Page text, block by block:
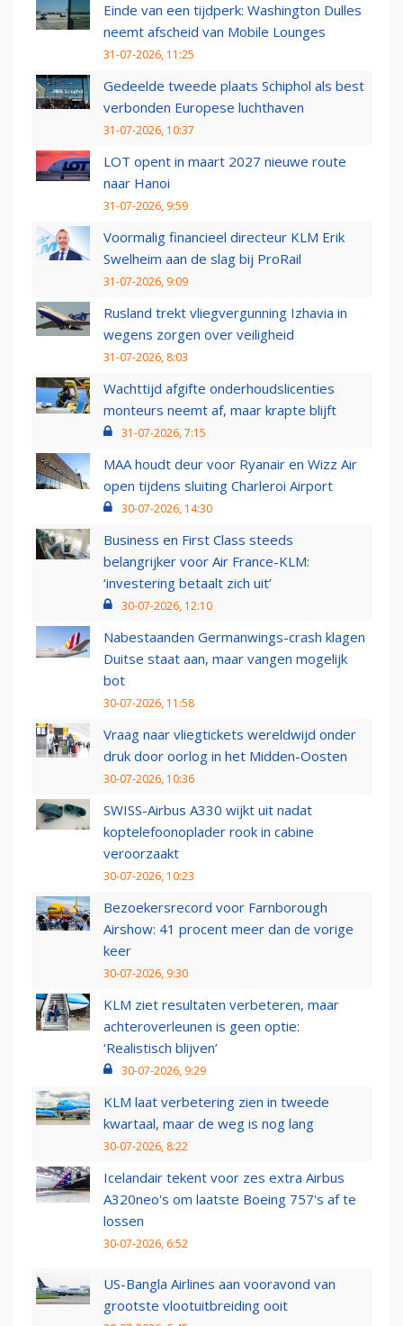
Einde van een tijdperk: Washington Dulles
neemt afscheid van Mobile Lounges
31-07-2026, 11:25
Gedeelde tweede plaats Schiphol als best
verbonden Europese luchthaven
31-07-2026, 10:37
LOT opent in maart 2027 nieuwe route
naar Hanoi
31-07-2026, 9:59
Voormalig financieel directeur KLM Erik
Swelheim aan de slag bij ProRail
31-07-2026, 9:09
Rusland trekt vliegvergunning Izhavia in
wegens zorgen over veiligheid
31-07-2026, 8:03
Wachttijd afgifte onderhoudslicenties
monteurs neemt af, maar krapte blijft
31-07-2026, 7:15
MAA houdt deur voor Ryanair en Wizz Air
open tijdens sluiting Charleroi Airport
30-07-2026, 14:30
Business en First Class steeds
belangrijker voor Air France-KLM:
‘investering betaalt zich uit’
30-07-2026, 12:10
Nabestaanden Germanwings-crash klagen
Duitse staat aan, maar vangen mogelijk
bot
30-07-2026, 11:58
Vraag naar vliegtickets wereldwijd onder
druk door oorlog in het Midden-Oosten
30-07-2026, 10:36
SWISS-Airbus A330 wijkt uit nadat
koptelefoonoplader rook in cabine
veroorzaakt
30-07-2026, 10:23
Bezoekersrecord voor Farnborough
Airshow: 41 procent meer dan de vorige
keer
30-07-2026, 9:30
KLM ziet resultaten verbeteren, maar
achteroverleunen is geen optie:
‘Realistisch blijven’
30-07-2026, 9:29
KLM laat verbetering zien in tweede
kwartaal, maar de weg is nog lang
30-07-2026, 8:22
Icelandair tekent voor zes extra Airbus
A320neo's om laatste Boeing 757's af te
lossen
30-07-2026, 6:52
US-Bangla Airlines aan vooravond van
grootste vlootuitbreiding ooit